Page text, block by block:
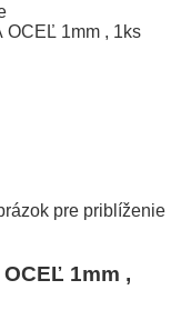
pre priblíženie
1mm ,